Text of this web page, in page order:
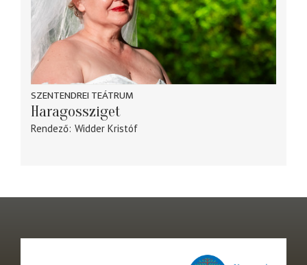
SZENTENDREI TEÁTRUM
Haragossziget
Rendező Widder Kristóf